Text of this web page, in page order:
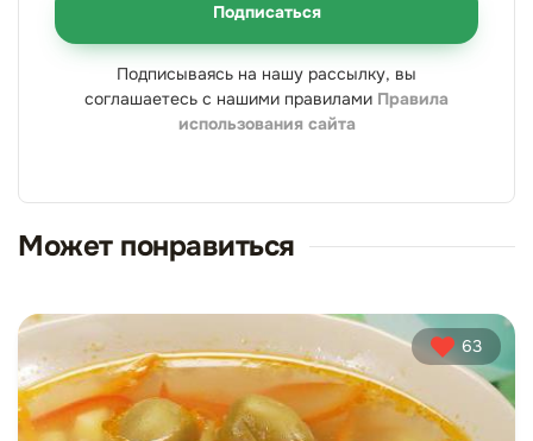
Подписаться
Подписываясь на нашу рассылку, вы
соглашаетесь с нашими правилами Правила
использования сайта
Может понравиться
63